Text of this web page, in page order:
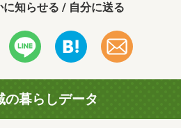
に知らせる / 自分に送る
の暮らしデータ